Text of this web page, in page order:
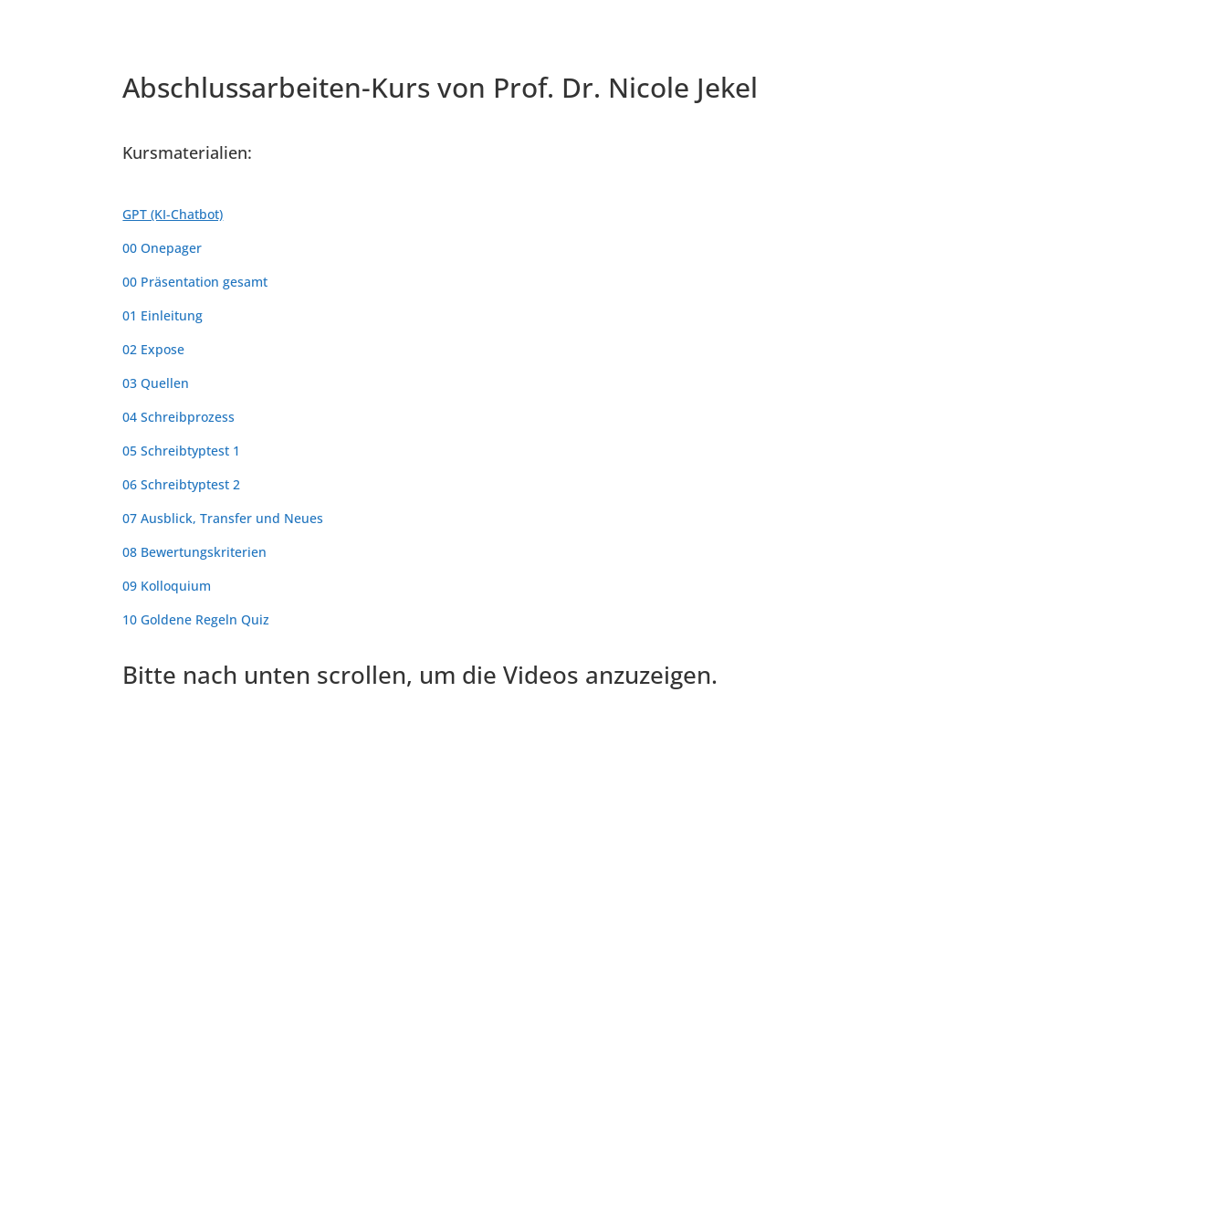
Abschlussarbeiten-Kurs von Prof. Dr. Nicole Jekel
Kursmaterialien:
GPT (KI-Chatbot)
00 Onepager
00 Präsentation gesamt
01 Einleitung
02 Expose
03 Quellen
04 Schreibprozess
05 Schreibtyptest 1
06 Schreibtyptest 2
07 Ausblick, Transfer und Neues
08 Bewertungskriterien
09 Kolloquium
10 Goldene Regeln Quiz
Bitte nach unten scrollen, um die Videos anzuzeigen.